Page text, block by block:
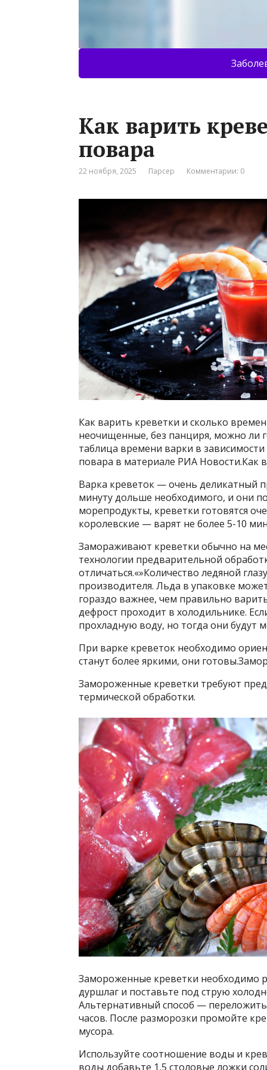
Как варить
повара
22 ноября, 2025 Парсер Комментарии: 0
Как варить креветки и сколько
неочищенные, без панциря, можно ли
таблица времени варки в
повара в материале РИА Новости.Как
Варка креветок — очень деликатный
минуту дольше необходимого, и они
морепродукты, креветки готовятся
королевские — варят не более 5-10
Замораживают креветки обычно на
технологии предварительной
отличаться.«»Количество ледяной
производителя. Льда в упаковке
гораздо важнее, чем правильно
дефрост проходит в холодильнике.
прохладную воду, но тогда они будут
При варке креветок необходимо
станут более яркими, они
Замороженные креветки требуют
термической обработки.
Замороженные креветки необходимо
дуршлаг и поставьте под струю
Альтернативный способ —
часов. После разморозки промойте
мусора.
Используйте соотношение воды и
воды добавьте 1,5 столовые ложки